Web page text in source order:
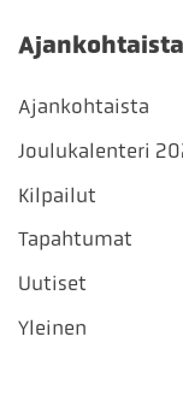
Ajankohtaista
Ajankohtaista
Joulukalenteri
Kilpailut
Tapahtumat
Uutiset
Yleinen